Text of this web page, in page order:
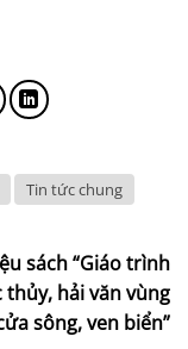
Tin tức chung
sách “Giáo trình
thủy, hải văn vùng
sông, ven biển”